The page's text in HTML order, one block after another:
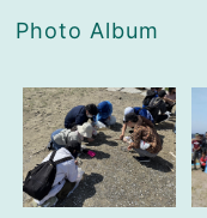
Photo Album